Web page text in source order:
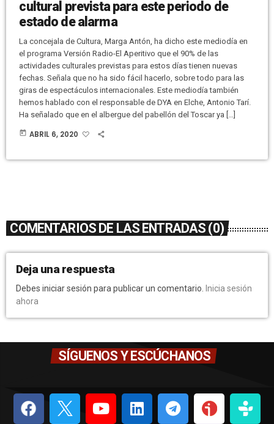
cultural prevista para este periodo de
estado de alarma
La concejala de Cultura, Marga Antón, ha dicho este mediodía en
el programa Versión Radio-El Aperitivo que el 90% de las
actividades culturales previstas para estos días tienen nuevas
fechas. Señala que no ha sido fácil hacerlo, sobre todo para las
giras de espectáculos internacionales. Este mediodía también
hemos hablado con el responsable de DYA en Elche, Antonio Tarí.
Ha señalado que en el albergue del pabellón del Toscar ya […]
today ABRIL 6, 2020
COMENTARIOS DE LAS ENTRADAS (0)
Deja una respuesta
Debes iniciar sesión para publicar un comentario.
Inicia sesión
ahora
SÍGUENOS Y ESCÚCHANOS